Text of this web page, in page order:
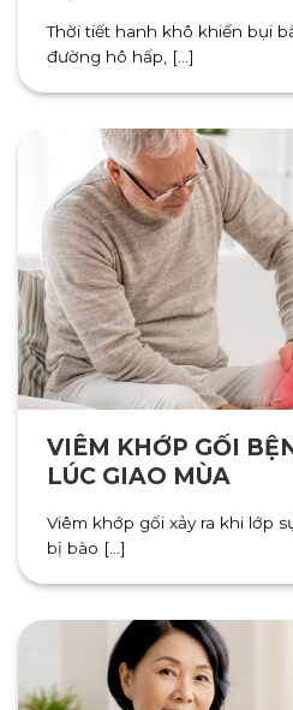
Thời tiết hanh khô khiến bụi
đường hô hấp, [...]
VIÊM KHỚP GỐI BỆNH DỄ TÁI PHÁT
LÚC GIAO MÙA
Viêm khớp gối xảy ra khi lớp
bị bào [...]